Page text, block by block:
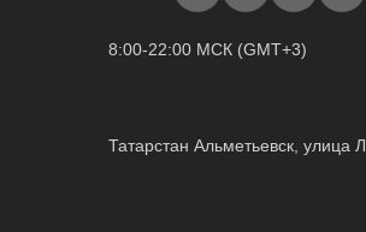
8:00-22:00 МСК (GMT+3)
Татарстан Альметьевск, улица